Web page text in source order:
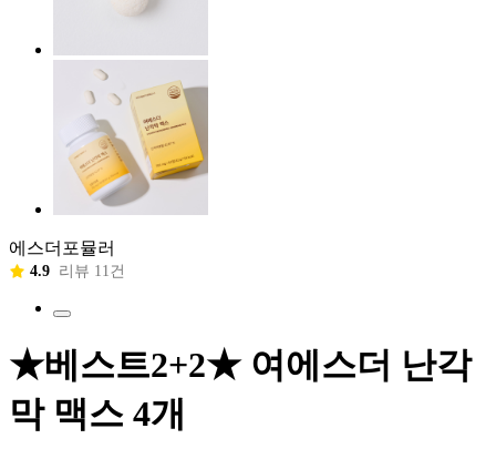
에스더포뮬러
4.9 리뷰 11건
★베스트2+2★ 여에스더 난각
막 맥스 4개